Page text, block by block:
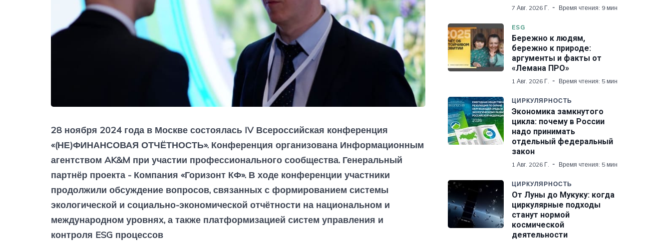
28 ноября 2024 года в Москве состоялась IV Всероссийская конференция
«(НЕ)ФИНАНСОВАЯ ОТЧЁТНОСТЬ». Конференция организована Информационным
агентством AK&M при участии профессионального сообщества. Генеральный
партнёр проекта - Компания «Горизонт КФ». В ходе конференции участники
продолжили обсуждение вопросов, связанных с формированием системы
экологической и социально-экономической отчётности на национальном и
международном уровнях, а также платформизацией систем управления и
контроля ESG процессов
7 Авг. 2026 Г. Время чтения: 9 мин
ESG
Бережно к людям,
бережно к природе:
аргументы и факты от
«Лемана ПРО»
1 Авг. 2026 Г. Время чтения: 5 мин
ЦИРКУЛЯРНОСТЬ
Экономика замкнутого
цикла: почему в России
надо принимать
отдельный федеральный
закон
1 Авг. 2026 Г. Время чтения: 5 мин
ЦИРКУЛЯРНОСТЬ
От Луны до Мукуку: когда
циркулярные подходы
станут нормой
космической
деятельности